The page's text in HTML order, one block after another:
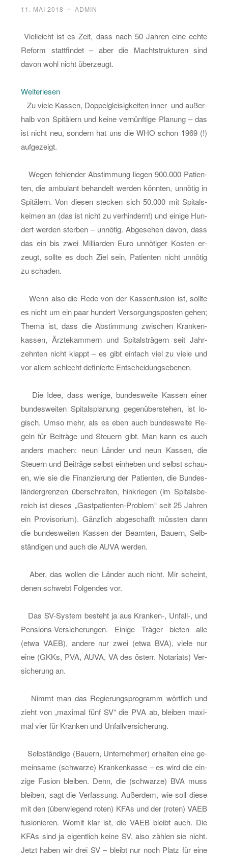
11. MAI 2018 ~ ADMIN
Viel­leicht ist es Zeit, dass nach 50 Jah­ren eine echte
Re­form statt­fin­det – aber die Macht­struk­tu­ren sind
davon wohl nicht über­zeugt.
Wei­ter­le­sen:
Kas­
sen­
fu­
–
ein
Match
zwi­
schen
Re­
for­
Re­
ak­
tio­
nä­
ren
Zu viele Kas­sen, Dop­pel­glei­sig­kei­ten in­ner- und au­ßer­
halb von Spi­tä­lern und keine ver­nünf­ti­ge Pla­nung – das
ist nicht neu, son­dern hat uns die WHO schon 1969 (!)
auf­ge­zeigt.
Wegen feh­len­der Ab­stim­mung lie­gen 900.000 Pa­ti­en­
ten, die am­bu­lant be­han­delt wer­den könn­ten, un­nö­tig in
Spi­tä­lern. Von die­sen ste­cken sich 50.000 mit Spi­tals­
kei­men an (das ist nicht zu ver­hin­dern!) und ei­ni­ge Hun­
dert wer­den ster­ben – un­nö­tig. Ab­ge­se­hen davon, dass
das ein bis zwei Mil­li­ar­den Euro un­nö­ti­ger Kos­ten er­
zeugt, soll­te es doch Ziel sein, Pa­ti­en­ten nicht un­nö­tig
zu scha­den.
Wenn also die Rede von der Kas­sen­fu­si­on ist, soll­te
es nicht um ein paar hun­dert Ver­sor­gungs­pos­ten gehen;
Thema ist, dass die Ab­stim­mung zwi­schen Kran­ken­
kas­sen, Ärz­te­kam­mern und Spi­tals­trä­gern seit Jahr­
zehn­ten nicht klappt – es gibt ein­fach viel zu viele und
vor allem schlecht de­fi­nier­te Ent­schei­dungs­ebe­nen.
Die Idee, dass we­ni­ge, bun­des­wei­te Kas­sen einer
bun­des­wei­ten Spi­tals­pla­nung ge­gen­über­ste­hen, ist lo­
gisch. Umso mehr, als es eben auch bun­des­wei­te Re­
geln für Bei­trä­ge und Steu­ern gibt. Man kann es auch
an­ders ma­chen: neun Län­der und neun Kas­sen, die
Steu­ern und Bei­trä­ge selbst ein­he­ben und selbst schau­
en, wie sie die Fi­nan­zie­rung der Pa­ti­en­ten, die Bun­des­
län­der­gren­zen über­schrei­ten, hin­krie­gen (im Spi­tals­be­
reich ist die­ses „Gast­pa­ti­en­ten-Pro­blem“ seit 25 Jah­ren
ein Pro­vi­so­ri­um). Gänz­lich ab­ge­schafft müss­ten dann
die bun­des­wei­ten Kas­sen der Be­am­ten, Bau­ern, Selb­
stän­di­gen und auch die AUVA wer­den.
Aber, das wol­len die Län­der auch nicht. Mir scheint,
denen schwebt Fol­gen­des vor.
Das SV-Sys­tem be­steht ja aus Kran­ken-, Un­fall-, und
Pen­si­ons-Ver­si­che­run­gen. Ei­ni­ge Trä­ger bie­ten alle
(etwa VAEB), an­de­re nur zwei (etwa BVA), viele nur
eine (GKKs, PVA, AUVA, VA des ös­terr. No­ta­ri­ats) Ver­
si­che­rung an.
Nimmt man das Re­gie­rungs­pro­gramm wört­lich und
zieht von „ma­xi­mal fünf SV“ die PVA ab, blei­ben ma­xi­
mal vier für Kran­ken und Un­fall­ver­si­che­rung.
Selb­stän­di­ge (Bau­ern, Un­ter­neh­mer) er­hal­ten eine ge­
mein­sa­me (schwar­ze) Kran­ken­kas­se – es wird die ein­
zi­ge Fu­si­on blei­ben. Denn, die (schwar­ze) BVA muss
blei­ben, sagt die Ver­fas­sung. Au­ßer­dem, wie soll diese
mit den (über­wie­gend roten) KFAs und der (roten) VAEB
fu­sio­nie­ren. Womit klar ist, die VAEB bleibt auch. Die
KFAs sind ja ei­gent­lich keine SV, also zäh­len sie nicht.
Jetzt haben wir drei SV – bleibt nur noch Platz für eine